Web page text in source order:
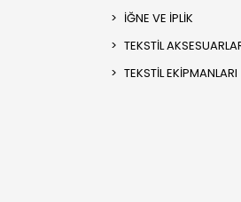
İĞNE VE İPLİK
TEKSTİL
TEKSTİL EKİPMANLARI